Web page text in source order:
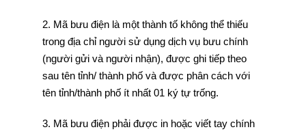
2. Mã bưu điện là một thành tố không thể thiếu
trong địa chỉ người sử dụng dịch vụ bưu chính
(người gửi và người nhận), được ghi tiếp theo
sau tên tỉnh/ thành phố và được phân cách với
tên tỉnh/thành phố ít nhất 01 ký tự trống.
3. Mã bưu điện phải được in hoặc viết tay chính